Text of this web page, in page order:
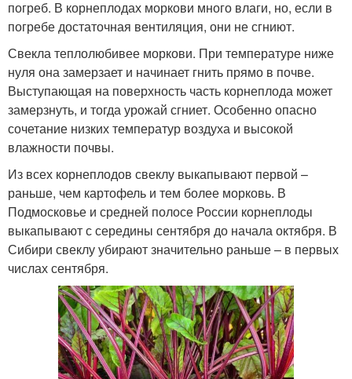
погреб. В корнеплодах моркови много влаги, но, если в
погребе достаточная вентиляция, они не сгниют.
Свекла теплолюбивее моркови. При температуре ниже
нуля она замерзает и начинает гнить прямо в почве.
Выступающая на поверхность часть корнеплода может
замерзнуть, и тогда урожай сгниет. Особенно опасно
сочетание низких температур воздуха и высокой
влажности почвы.
Из всех корнеплодов свеклу выкапывают первой –
раньше, чем картофель и тем более морковь. В
Подмосковье и средней полосе России корнеплоды
выкапывают с середины сентября до начала октября. В
Сибири свеклу убирают значительно раньше – в первых
числах сентября.